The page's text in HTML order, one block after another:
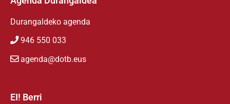
Durangaldeko agenda
946 550 033
agenda@dotb.eus
EI! Berri